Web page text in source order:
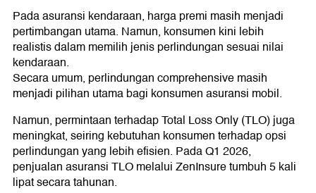
Pada asuransi kendaraan, harga premi masih menjadi
pertimbangan utama. Namun, konsumen kini lebih
realistis dalam memilih jenis perlindungan sesuai nilai
kendaraan.
Secara umum, perlindungan comprehensive masih
menjadi pilihan utama bagi konsumen asuransi mobil.
Namun, permintaan terhadap Total Loss Only (TLO) juga
meningkat, seiring kebutuhan konsumen terhadap opsi
perlindungan yang lebih efisien. Pada Q1 2026,
penjualan asuransi TLO melalui ZenInsure tumbuh 5 kali
lipat secara tahunan.